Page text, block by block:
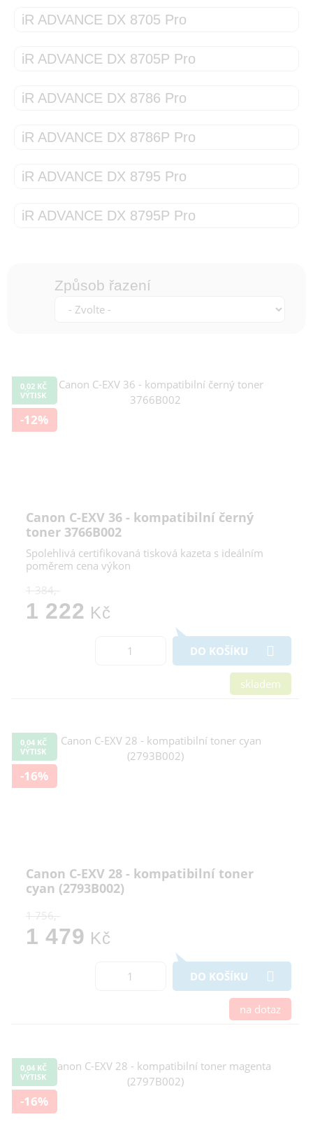
iR ADVANCE DX 8705 Pro
iR ADVANCE DX 8705P Pro
iR ADVANCE DX 8786 Pro
iR ADVANCE DX 8786P Pro
iR ADVANCE DX 8795 Pro
iR ADVANCE DX 8795P Pro
Způsob řazení
0,02 KČ
VÝTISK
-12%
Canon C-EXV 36 - kompatibilní černý
toner 3766B002
Spolehlivá certifikovaná tisková kazeta s ideálním
poměrem cena výkon
1 384,-
1 222 Kč
DO KOŠÍKU
skladem
0,04 KČ
VÝTISK
-16%
Canon C-EXV 28 - kompatibilní toner
cyan (2793B002)
1 756,-
1 479 Kč
DO KOŠÍKU
na dotaz
0,04 KČ
VÝTISK
-16%